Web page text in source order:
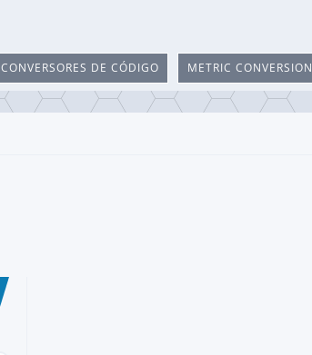
CONVERSORES DE CÓDIGO METRIC CONVERSION